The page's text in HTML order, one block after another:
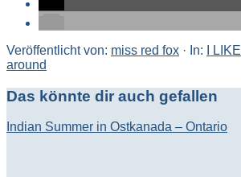
Veröffentlicht von: miss red fox · In: I LIKE
around
Das könnte dir auch gefallen
Indian Summer in Ostkanada – Ontario